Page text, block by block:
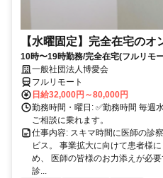
【水曜固定】完全在宅のオ
10時〜19時勤務/完全在宅(フルリモ
業務一般社団法人博愛会
フルリモート
日給32,000円～80,000円
勤務時間・曜日: ✅勤務時間 毎
ご相談に乗れます。
仕事内容: スキマ時間に医師の診
ビス。 事業拡大に向けて患者様
め、 医師の皆様のお力添えが必
診...